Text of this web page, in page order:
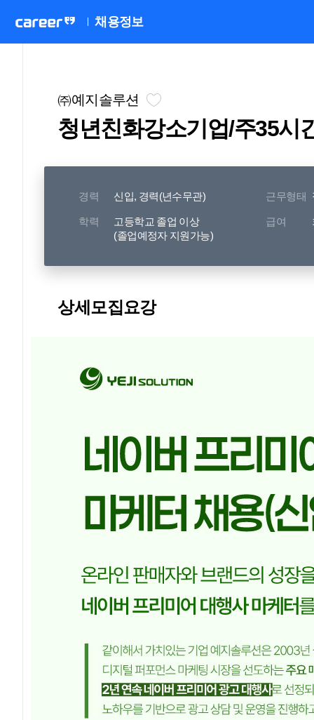
채용정보
㈜예지솔루션
청년친화강소기업/주35시
경력 신입, 경력(년수무관) 근무형태
학력
고등학교 졸업 이상
(졸업예정자 지원가능)
급여
상세모집요강